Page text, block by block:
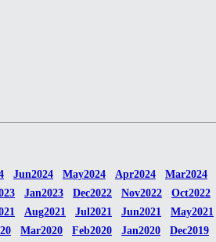
Jun2024 May2024 Apr2024 Mar2024
Jan2023 Dec2022 Nov2022 Oct2022
Aug2021 Jul2021 Jun2021 May2021
Mar2020 Feb2020 Jan2020 Dec2019